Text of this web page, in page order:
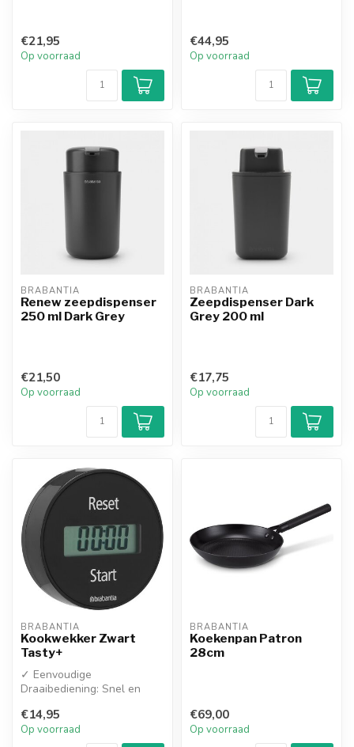
€21,95
Op voorraad
€44,95
Op voorraad
BRABANTIA
Renew zeepdispenser
250 ml Dark Grey
€21,50
Op voorraad
BRABANTIA
Zeepdispenser Dark
Grey 200 ml
€17,75
Op voorraad
BRABANTIA
Kookwekker Zwart
Tasty+
✓ Eenvoudige
Draaibediening: Snel en
door simpelweg...
€14,95
Op voorraad
BRABANTIA
Koekenpan Patron
28cm
€69,00
Op voorraad